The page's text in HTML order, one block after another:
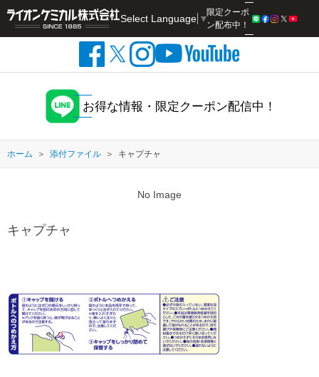
Select Language ▼
限定クーポ
ン配布中！
お得な情報・限定クーポン配信中！
ホーム 添付ファイル キャプチャ
No Image
キャプチャ
検索